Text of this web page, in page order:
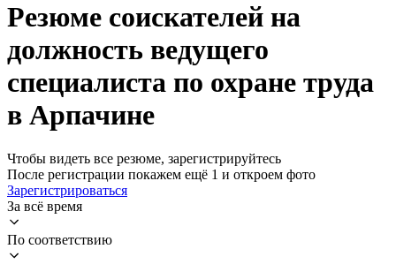
Резюме соискателей на
должность ведущего
специалиста по охране труда
в Арпачине
Чтобы видеть все резюме, зарегистрируйтесь
После регистрации покажем ещё 1 и откроем фото
Зарегистрироваться
За всё время
По соответствию